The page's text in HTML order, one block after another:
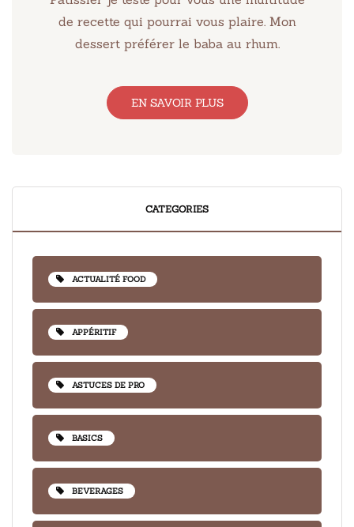
de recette qui pourrai vous plaire. Mon
dessert préférer le baba au rhum.
EN SAVOIR PLUS
CATEGORIES
ACTUALITÉ FOOD
APPÉRITIF
ASTUCES DE PRO
BASICS
BEVERAGES